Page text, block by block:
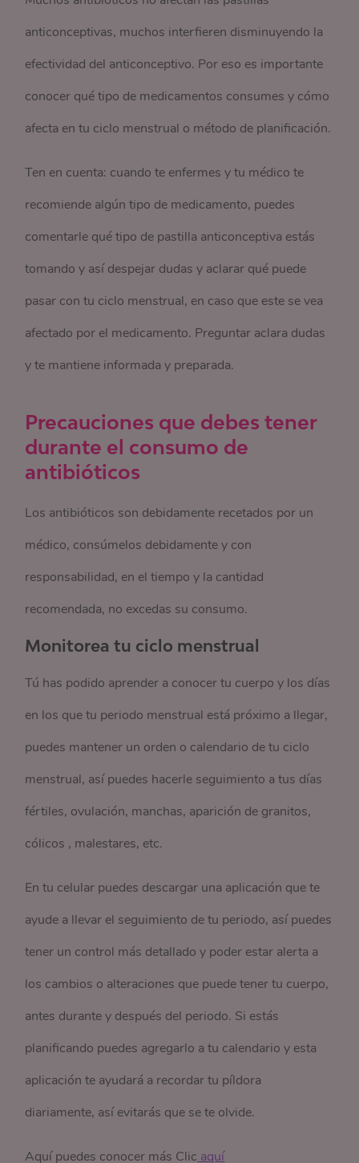
anticonceptivas, muchos interfieren disminuyendo la
efectividad del anticonceptivo. Por eso es importante
conocer qué tipo de medicamentos consumes y cómo
afecta en tu ciclo menstrual o método de planificación.
Ten en cuenta: cuando te enfermes y tu médico te
recomiende algún tipo de medicamento, puedes
comentarle qué tipo de pastilla anticonceptiva estás
tomando y así despejar dudas y aclarar qué puede
pasar con tu ciclo menstrual, en caso que este se vea
afectado por el medicamento. Preguntar aclara dudas
y te mantiene informada y preparada.
Precauciones que debes tener
durante el consumo de
antibióticos
Los antibióticos son debidamente recetados por un
médico, consúmelos debidamente y con
responsabilidad, en el tiempo y la cantidad
recomendada, no excedas su consumo.
Monitorea tu ciclo menstrual
Tú has podido aprender a conocer tu cuerpo y los días
en los que tu periodo menstrual está próximo a llegar,
puedes mantener un orden o calendario de tu ciclo
menstrual, así puedes hacerle seguimiento a tus días
fértiles, ovulación, manchas, aparición de granitos,
cólicos , malestares, etc.
En tu celular puedes descargar una aplicación que te
ayude a llevar el seguimiento de tu periodo, así puedes
tener un control más detallado y poder estar alerta a
los cambios o alteraciones que puede tener tu cuerpo,
antes durante y después del periodo. Si estás
planificando puedes agregarlo a tu calendario y esta
aplicación te ayudará a recordar tu píldora
diariamente, así evitarás que se te olvide.
Aquí puedes conocer más Clic aquí